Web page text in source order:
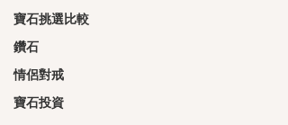
寶石挑選比較
鑽石
情侶對戒
寶石投資